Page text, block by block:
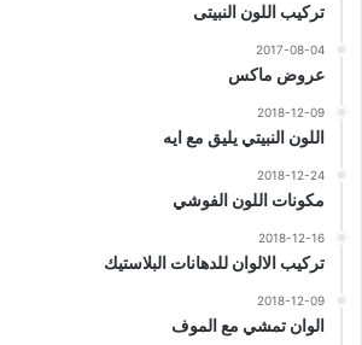
تركيب اللون النبيتى
2017-08-04
عروض ماكس
2018-12-09
اللون النبيتي يليق مع ايه
2018-12-24
مكونات اللون الفوشي
2018-12-16
تركيب الالوان للدهانات البلاستيك
2018-12-09
الوان تمشي مع الموف